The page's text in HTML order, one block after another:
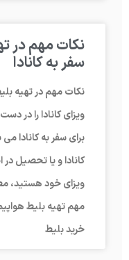
نکات مهم در
سفر به کانادا
نکات مهم در تهیه
ویزای کانادا را در
برای سفر به کانادا
کانادا و یا تحصیل در
ویزای خود هستید،
مهم تهیه بلیط
خرید بلیط